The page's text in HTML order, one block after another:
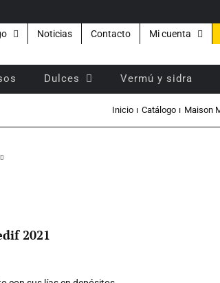
Noticias Contacto Mi cuenta
Dulces Vermú y sidra
Inicio Catálogo Maison
2021